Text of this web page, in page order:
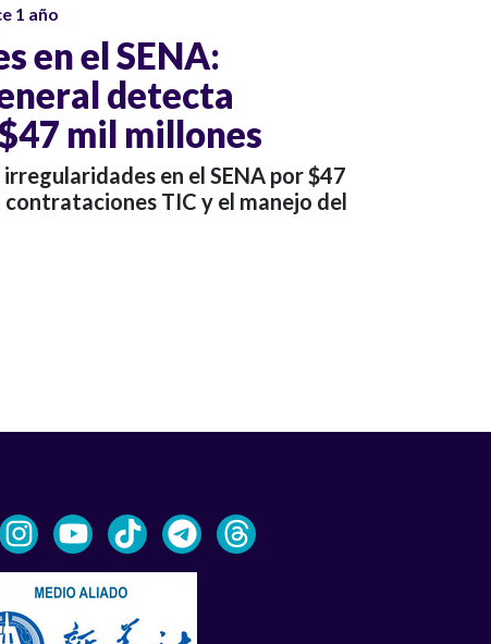
1 año
en el SENA:
detecta
mil millones
en el SENA por $47
TIC y el manejo del